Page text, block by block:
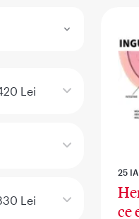
Lei
Lei
25
ce